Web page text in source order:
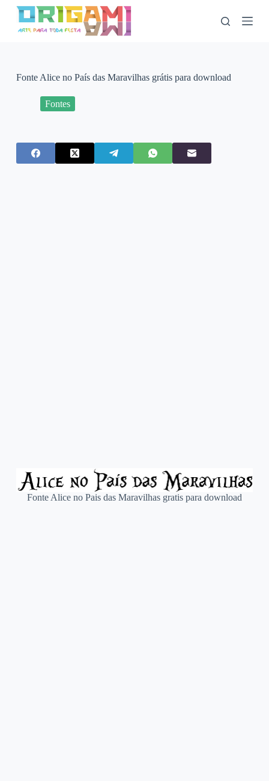
n
Fonte Alice no País das Maravilhas grátis para download
Fontes
Fonte Alice no Pais das Maravilhas gratis para download